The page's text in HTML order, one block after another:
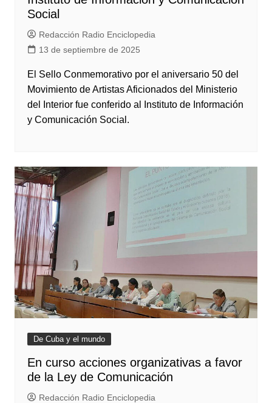
Social
Redacción Radio Enciclopedia
13 de septiembre de 2025
El Sello Conmemorativo por el aniversario 50 del
Movimiento de Artistas Aficionados del Ministerio
del Interior fue conferido al Instituto de Información
y Comunicación Social.
De Cuba y el mundo
En curso acciones organizativas a favor
de la Ley de Comunicación
Redacción Radio Enciclopedia